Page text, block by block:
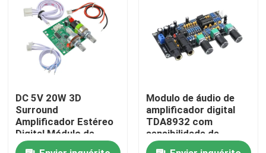
Produtos
DC 5V 20W 3D
Surround
Amplificador Estéreo
Digital Módulo de
Áudio Placa
Modulo de áudio de
amplificador digital
TDA8932 com
sensibilidade de
entrada de 600 mV,